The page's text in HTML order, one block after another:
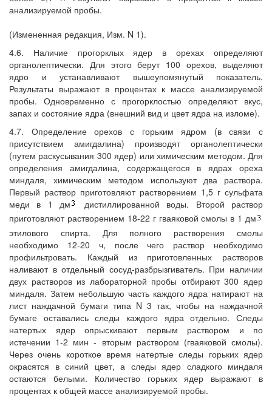
анализируемой пробы.
(Измененная редакция, Изм. N 1).
4.6. Наличие прогорклых ядер в орехах определяют
органолептически. Для этого берут 100 орехов, выделяют
ядро и устанавливают вышеупомянутый показатель.
Результаты выражают в процентах к массе анализируемой
пробы. Одновременно с прогорклостью определяют вкус,
запах и состояние ядра (внешний вид и цвет ядра на изломе).
4.7. Определение орехов с горьким ядром (в связи с
присутствием амигдалина) производят органолептически
(путем раскусывания 300 ядер) или химическим методом. Для
определения амигдалина, содержащегося в ядрах ореха
миндаля, химическим методом используют два раствора.
Первый раствор приготовляют растворением 1,5 г сульфата
меди в 1 дм
дистиллированной воды. Второй раствор
приготовляют растворением 18-22 г гваяковой смолы в 1 дм
этилового спирта. Для полного растворения смолы
необходимо 12-20 ч, после чего раствор необходимо
профильтровать. Каждый из приготовленных растворов
наливают в отдельный сосуд-разбрызгиватель. При наличии
двух растворов из лабораторной пробы отбирают 300 ядер
миндаля. Затем небольшую часть каждого ядра натирают на
лист наждачной бумаги типа N 3 так, чтобы на наждачной
бумаге оставались следы каждого ядра отдельно. Следы
натертых ядер опрыскивают первым раствором и по
истечении 1-2 мин - вторым раствором (гваяковой смолы).
Через очень короткое время натертые следы горьких ядер
окрасятся в синий цвет, а следы ядер сладкого миндаля
остаются белыми. Количество горьких ядер выражают в
процентах к общей массе анализируемой пробы.